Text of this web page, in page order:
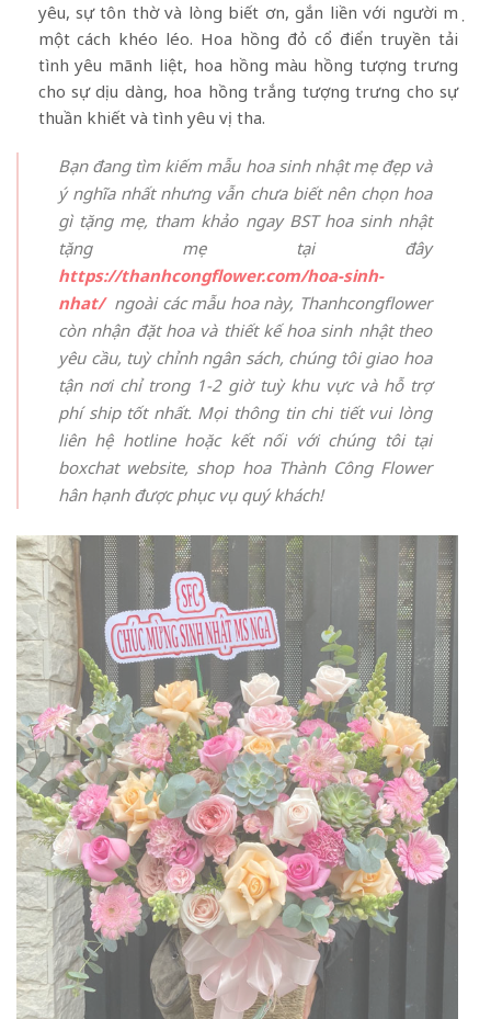
yêu, sự tôn thờ và lòng biết ơn, gắn liền với người mẹ
một cách khéo léo. Hoa hồng đỏ cổ điển truyền tải
tình yêu mãnh liệt, hoa hồng màu hồng tượng trưng
cho sự dịu dàng, hoa hồng trắng tượng trưng cho sự
thuần khiết và tình yêu vị tha.
Bạn đang tìm kiếm mẫu hoa sinh nhật mẹ đẹp và
ý nghĩa nhất nhưng vẫn chưa biết nên chọn hoa
gì tặng mẹ, tham khảo ngay BST hoa sinh nhật
tặng mẹ tại đây
https://thanhcongflower.com/hoa-sinh-
nhat/ ngoài các mẫu hoa này, Thanhcongflower
còn nhận đặt hoa và thiết kế hoa sinh nhật theo
yêu cầu, tuỳ chỉnh ngân sách, chúng tôi giao hoa
tận nơi chỉ trong 1-2 giờ tuỳ khu vực và hỗ trợ
phí ship tốt nhất. Mọi thông tin chi tiết vui lòng
liên hệ hotline hoặc kết nối với chúng tôi tại
boxchat website, shop hoa Thành Công Flower
hân hạnh được phục vụ quý khách!